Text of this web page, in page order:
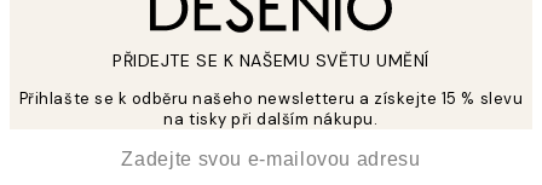
PŘIDEJTE SE K NAŠEMU SVĚTU UMĚNÍ
Přihlašte se k odběru našeho newsletteru a získejte 15 % slevu
na tisky při dalším nákupu.